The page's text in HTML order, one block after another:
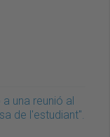
una reunió al
de l'estudiant".